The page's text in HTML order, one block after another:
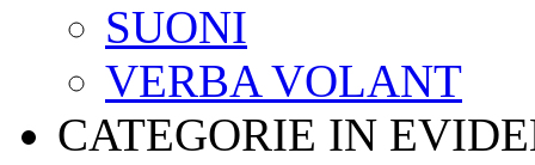
SUONI
VERBA VOLANT
CATEGORIE IN